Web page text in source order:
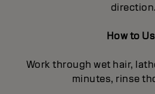
direction.
How to
Work through wet hair,
minutes, rinse